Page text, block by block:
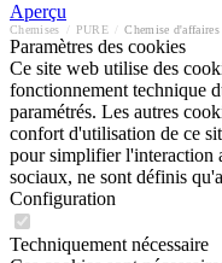
Aperçu
Chemises PURE Chemise
Paramètres des cookies
Ce site web utilise des
fonctionnement technique
paramétrés. Les autres
confort d'utilisation de ce
pour simplifier l'interaction
sociaux, ne sont définis
Configuration
Techniquement nécessaire